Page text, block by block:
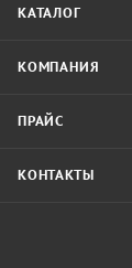
КАТАЛОГ
КОМПАНИЯ
ПРАЙС
КОНТАКТЫ